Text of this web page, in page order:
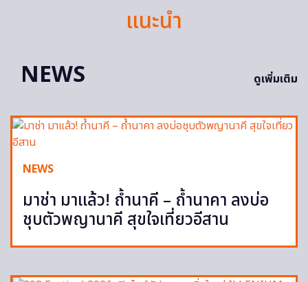
แนะนำ
NEWS
ดูเพิ่มเติม
NEWS
มาช่า มาแล้ว! ถ้ำนาคี – ถ้ำนาคา ลงบ่อ
ชุบตัวพญานาคี สุขใจเที่ยวอีสาน